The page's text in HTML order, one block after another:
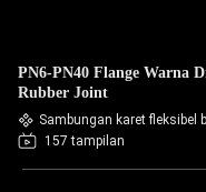
PN6-PN40 Flange Warna
Rubber Joint
Sambungan karet fleksibel
157 tampilan